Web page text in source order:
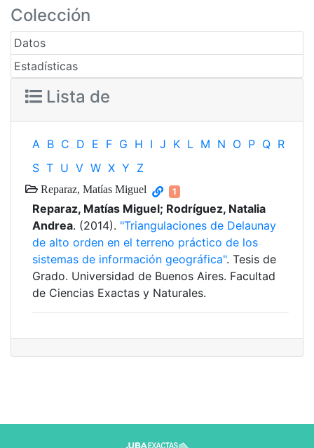
Colección
Datos
Estadísticas
Lista de
A B C D E F G H I J K L M N O P Q R
S T U V W X Y Z
Reparaz, Matías Miguel 1
Reparaz, Matías Miguel; Rodríguez, Natalia
Andrea. (2014). "Triangulaciones de Delaunay
de alto orden en el terreno práctico de los
sistemas de información geográfica". Tesis de
Grado. Universidad de Buenos Aires. Facultad
de Ciencias Exactas y Naturales.